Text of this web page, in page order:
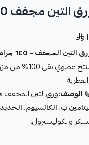
التين مجفف 100 جرام
التين المجفف – 100 جرام
عضوي نقي 100% من مزرعة
الوصف:ورق التين المجفف
ب،الكالسيوم،الحديد
والكوليسترول.